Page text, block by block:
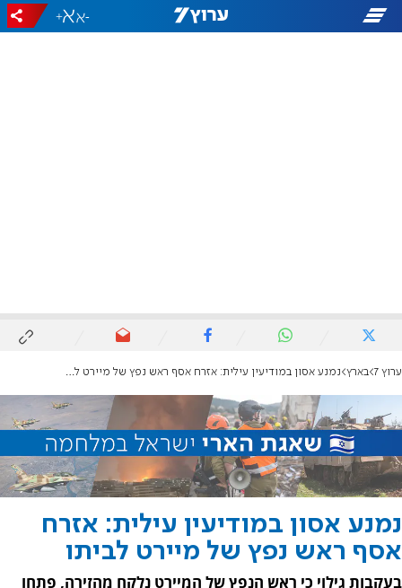
-
+
ערוץ 7 בארץ נמנע אסון במודיעין עילית: אזרח אסף ראש נפץ של מיירט לביתו
נמנע אסון במודיעין עילית: אזרח
אסף ראש נפץ של מיירט לביתו
בעקבות גילוי כי ראש הנפץ של המיירט נלקח מהזירה, פתחו